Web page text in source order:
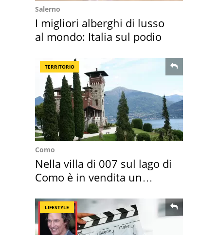
Salerno
I migliori alberghi di lusso
al mondo: Italia sul podio
TERRITORIO
Como
Nella villa di 007 sul lago di
Como è in vendita un
LIFESTYLE